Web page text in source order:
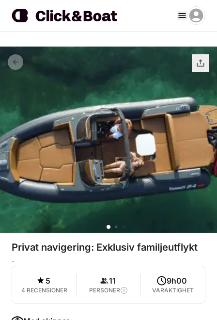
Privat navigering: Exklusiv familjeutflykt
-
5
4 RECENSIONER
11
PERSONER
9h00
VARAKTIGHET